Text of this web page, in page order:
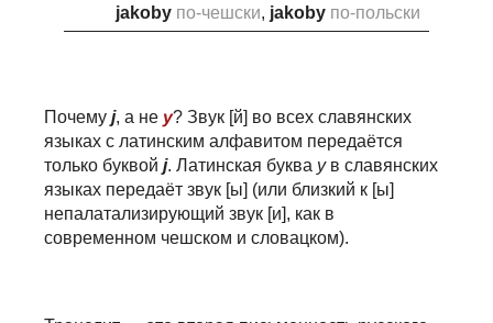
jakoby по-чешски, jakoby по-польски
Почему j, а не y? Звук [й] во всех славянских
языках с латинским алфавитом передаётся
только буквой j. Латинская буква yв славянских
языках передаёт звук [ы] (или близкий к [ы]
непалатализирующий звук [и], как в
современном чешском и словацком).